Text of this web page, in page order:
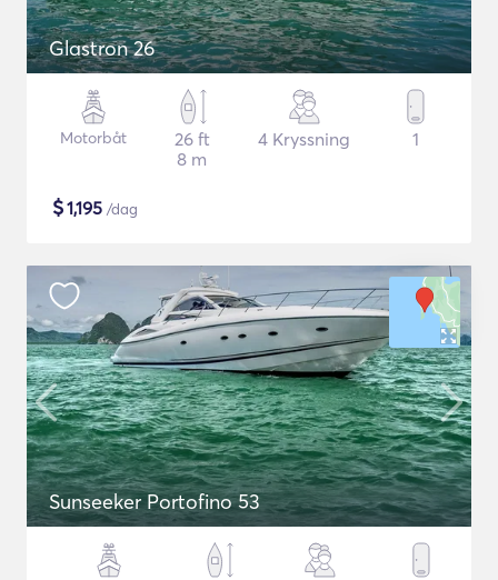
Glastron 26
Motorbåt
26 ft
8 m
4 Kryssning 1
$1,195 /dag
Sunseeker Portofino 53